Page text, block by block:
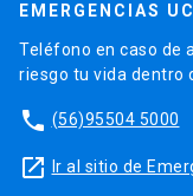
EMERGENCIAS UC
Teléfono en caso de
riesgo tu vida dentro
phone (56)95504 5000
launch Ir al sitio de